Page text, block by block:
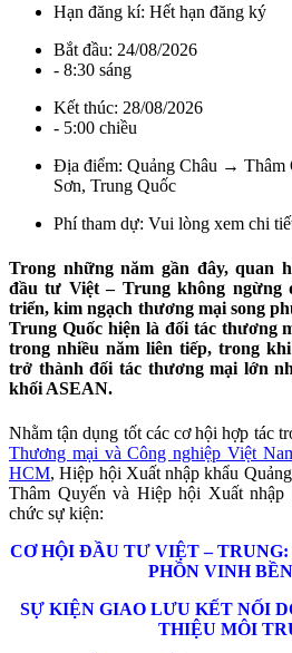
Hạn đăng kí: Hết hạn đăng ký
Bắt đầu: 24/08/2026
- 8:30 sáng
Kết thúc: 28/08/2026
- 5:00 chiều
Địa điểm: Quảng Châu →
Sơn, Trung Quốc
Phí tham dự: Vui lòng xem chi
Trong những năm gần đây, quan
đầu tư Việt – Trung không ngừng
triển, kim ngạch thương mại song
Trung Quốc hiện là đối tác thương
trong nhiều năm liên tiếp, trong
trở thành đối tác thương mại lớn
khối ASEAN.
Nhằm tận dụng tốt các cơ hội hợp tác
Thương mại và Công nghiệp Việt
HCM, Hiệp hội Xuất nhập khẩu
Thâm Quyến và Hiệp hội Xuất
chức sự kiện:
CƠ HỘI ĐẦU TƯ VIỆT –
PHỒN VINH
SỰ KIỆN GIAO LƯU KẾT NỐI
THIỆU MÔI